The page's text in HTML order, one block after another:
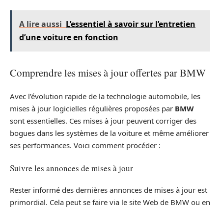
A lire aussi L’essentiel à savoir sur l’entretien
d’une voiture en fonction
Comprendre les mises à jour offertes par BMW
Avec l’évolution rapide de la technologie automobile, les
mises à jour logicielles régulières proposées par BMW
sont essentielles. Ces mises à jour peuvent corriger des
bogues dans les systèmes de la voiture et même améliorer
ses performances. Voici comment procéder :
Suivre les annonces de mises à jour
Rester informé des dernières annonces de mises à jour est
primordial. Cela peut se faire via le site Web de BMW ou en